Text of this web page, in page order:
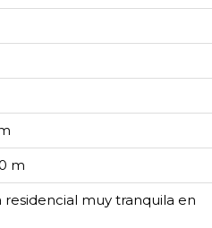
m
residencial muy tranquila en